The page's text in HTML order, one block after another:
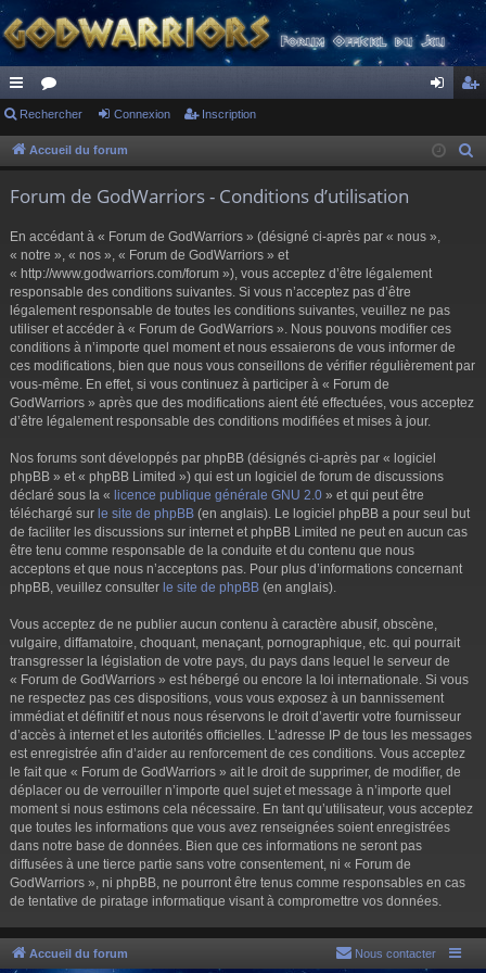
ac
co
s
or
u ne cri
Rechercher Connexion Inscription
Accueil du forum
Forum de GodWarriors - Conditions d’utilisation
En accédant à « Forum de GodWarriors » (désigné ci-après par « nous »,
« notre », « nos », « Forum de GodWarriors » et
« http://www.godwarriors.com/forum »), vous acceptez d’être légalement
responsable des conditions suivantes. Si vous n’acceptez pas d’être
légalement responsable de toutes les conditions suivantes, veuillez ne pas
utiliser et accéder à « Forum de GodWarriors ». Nous pouvons modifier ces
conditions à n’importe quel moment et nous essaierons de vous informer de
ces modifications, bien que nous vous conseillons de vérifier régulièrement par
vous-même. En effet, si vous continuez à participer à « Forum de
GodWarriors » après que des modifications aient été effectuées, vous acceptez
d’être légalement responsable des conditions modifiées et mises à jour.
Nos forums sont développés par phpBB (désignés ci-après par « logiciel
phpBB » et « phpBB Limited ») qui est un logiciel de forum de discussions
déclaré sous la « licence publique générale GNU 2.0 » et qui peut être
téléchargé sur le site de phpBB (en anglais). Le logiciel phpBB a pour seul but
de faciliter les discussions sur internet et phpBB Limited ne peut en aucun cas
être tenu comme responsable de la conduite et du contenu que nous
acceptons et que nous n’acceptons pas. Pour plus d’informations concernant
phpBB, veuillez consulter le site de phpBB (en anglais).
Vous acceptez de ne publier aucun contenu à caractère abusif, obscène,
vulgaire, diffamatoire, choquant, menaçant, pornographique, etc. qui pourrait
transgresser la législation de votre pays, du pays dans lequel le serveur de
« Forum de GodWarriors » est hébergé ou encore la loi internationale. Si vous
ne respectez pas ces dispositions, vous vous exposez à un bannissement
immédiat et définitif et nous nous réservons le droit d’avertir votre fournisseur
d’accès à internet et les autorités officielles. L’adresse IP de tous les messages
est enregistrée afin d’aider au renforcement de ces conditions. Vous acceptez
le fait que « Forum de GodWarriors » ait le droit de supprimer, de modifier, de
déplacer ou de verrouiller n’importe quel sujet et message à n’importe quel
moment si nous estimons cela nécessaire. En tant qu’utilisateur, vous acceptez
que toutes les informations que vous avez renseignées soient enregistrées
dans notre base de données. Bien que ces informations ne seront pas
diffusées à une tierce partie sans votre consentement, ni « Forum de
GodWarriors », ni phpBB, ne pourront être tenus comme responsables en cas
de tentative de piratage informatique visant à compromettre vos données.
Accueil du forum Nous contacter